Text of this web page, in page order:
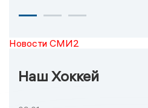
Новости СМИ2
Наш Хоккей